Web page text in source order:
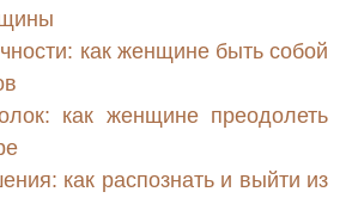
как женщине быть собой
как женщине преодолеть
как распознать и выйти из